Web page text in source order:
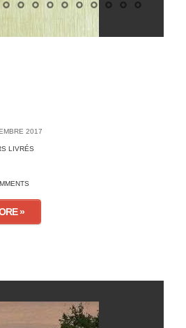
2017
LIVRÉS
»